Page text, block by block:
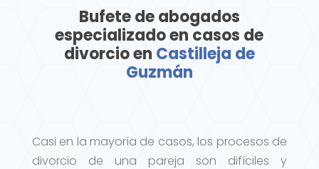
Bufete de abogados
especializado en casos de
divorcio en Castilleja de
Guzmán
Casi en la mayoría de casos, los procesos de
divorcio de una pareja son difíciles y